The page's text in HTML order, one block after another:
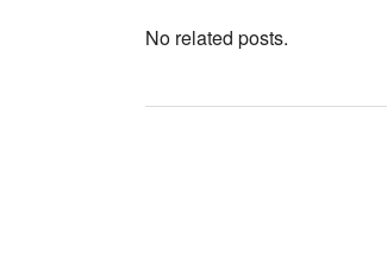
No related posts.